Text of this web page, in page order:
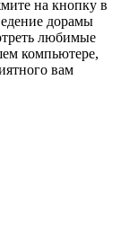
на кнопку в
дорамы
любимые
компьютере,
вам